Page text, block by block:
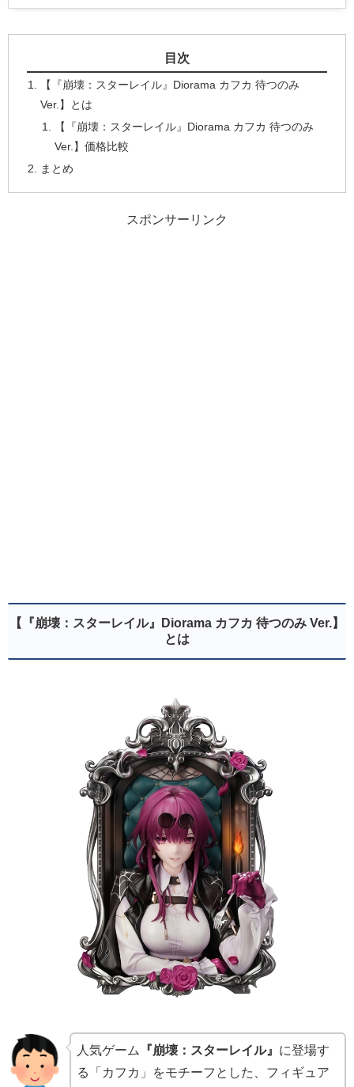
目次
【『崩壊：スターレイル』Diorama カフカ 待つのみ
Ver.】とは
【『崩壊：スターレイル』Diorama カフカ 待つのみ
Ver.】価格比較
まとめ
スポンサーリンク
【『崩壊：スターレイル』Diorama カフカ 待つのみ Ver.】
とは
人気ゲーム 『崩壊：スターレイル』 に登場す
る「カフカ」をモチーフとした、フィギュア